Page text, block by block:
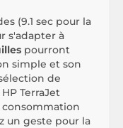
(9.1 sec pour la
s'adapter à
pourront
simple et son
de
TerraJet
un geste pour la